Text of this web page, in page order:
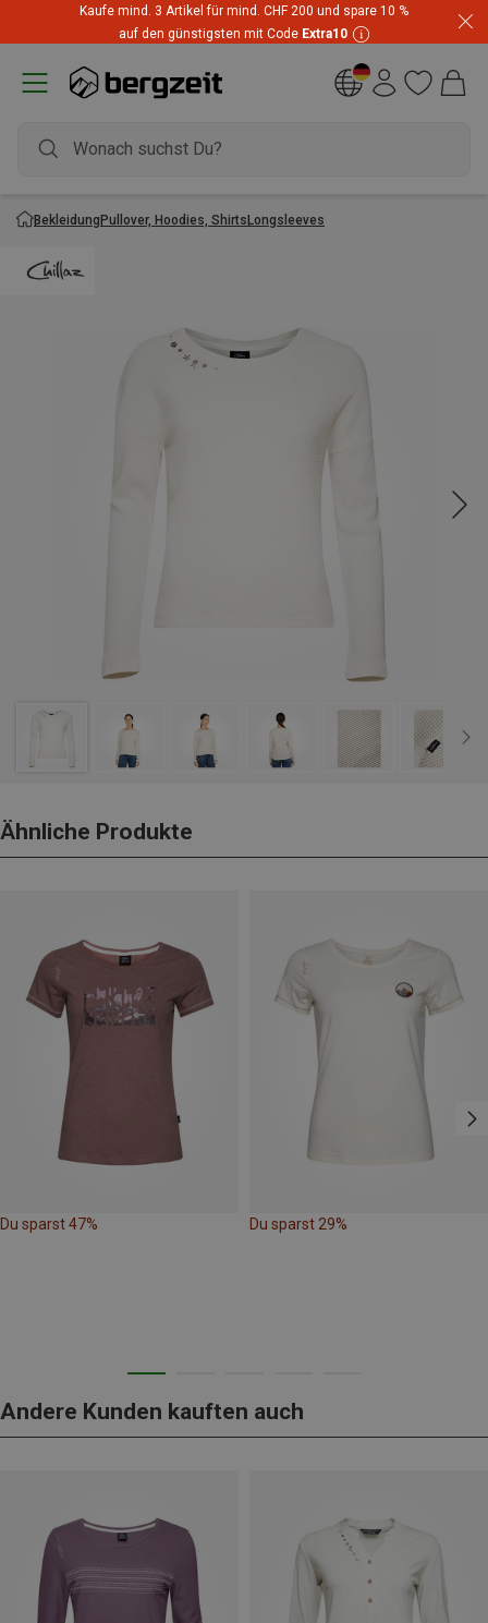
Kaufe mind. 3 Artikel für mind. CHF 200 und spare 10 %
auf den günstigsten mit Code Extra10
BekleidungPullover, Hoodies, ShirtsLongsleeves
Ähnliche Produkte
Du sparst 47% Du sparst 29%
Andere Kunden kauften auch